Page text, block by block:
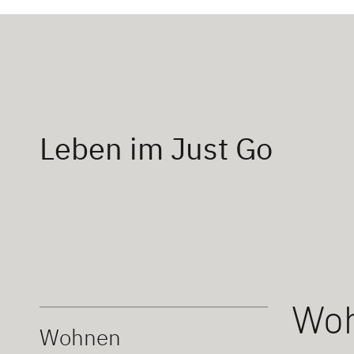
Leben im Just Go
Wohnen